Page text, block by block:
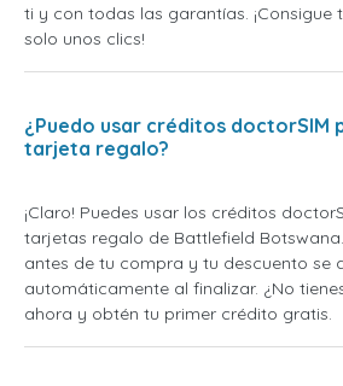
ti y con todas las garantías. ¡Consigue
solo unos clics!
¿Puedo usar créditos doctorSIM
tarjeta regalo?
¡Claro! Puedes usar los créditos
tarjetas regalo de Battlefield
antes de tu compra y tu descuento se
automáticamente al finalizar. ¿No
ahora y obtén tu primer crédito gratis.